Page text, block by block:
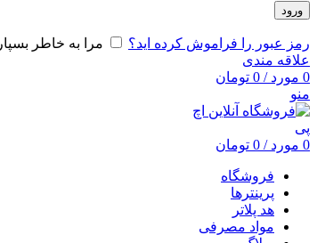
ورود
رمز عبور را فراموش کرده اید؟
مرا به خاطر بسپار
علاقه مندی
0 مورد /
0 تومان
منو
0 مورد /
0 تومان
فروشگاه
پرینترها
هد پلاتر
مواد مصرفی